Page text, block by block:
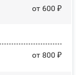
от 600 ₽
от 800 ₽